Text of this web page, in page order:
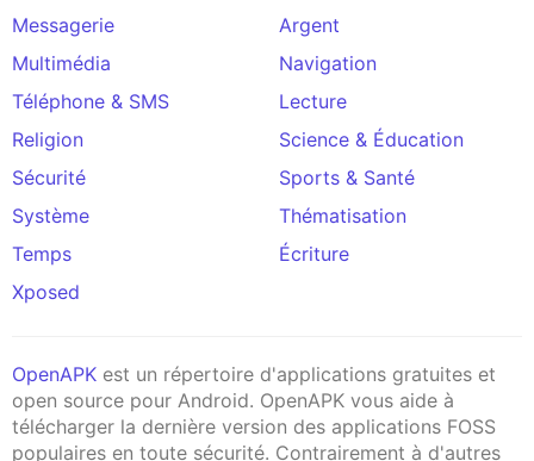
Messagerie
Argent
Multimédia
Navigation
Téléphone & SMS
Lecture
Religion
Science & Éducation
Sécurité
Sports & Santé
Système
Thématisation
Temps
Écriture
Xposed
OpenAPK est un répertoire d'applications gratuites et
open source pour Android. OpenAPK vous aide à
télécharger la dernière version des applications FOSS
populaires en toute sécurité. Contrairement à d'autres